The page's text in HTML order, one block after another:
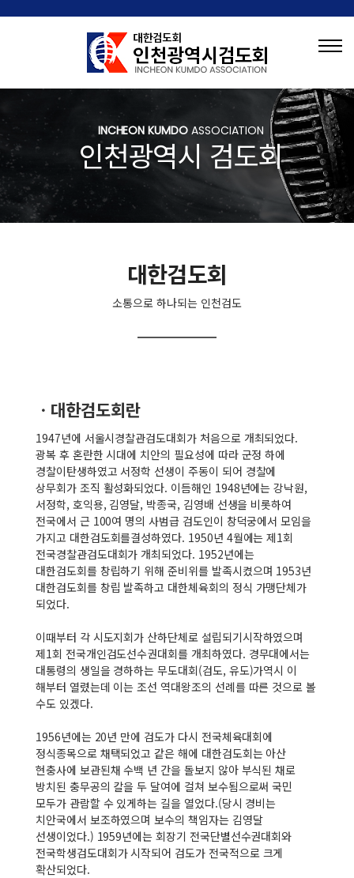
INCHEON KUMDOASSOCIATION
인천광역시 검도회
대한검도회
소통으로 하나되는 인천검도
ㆍ대한검도회란
1947년에 서울시경찰관검도대회가 처음으로 개최되었다.
광복 후 혼란한 시대에 치안의 필요성에 따라 군정 하에
경찰이탄생하였고 서정학 선생이 주동이 되어 경찰에
상무회가 조직 활성화되었다. 이듬해인 1948년에는 강낙원,
서정학, 호익용, 김영달, 박종국, 김영배 선생을 비롯하여
전국에서 근 100여 명의 사범급 검도인이 창덕궁에서 모임을
가지고 대한검도회를결성하였다. 1950년 4월에는 제1회
전국경찰관검도대회가 개최되었다. 1952년에는
대한검도회를 창립하기 위해 준비위를 발족시켰으며 1953년
대한검도회를 창립 발족하고 대한체육회의 정식 가맹단체가
되었다.
이때부터 각 시도지회가 산하단체로 설립되기시작하였으며
제1회 전국개인검도선수권대회를 개최하였다. 경무대에서는
대통령의 생일을 경하하는 무도대회(검도, 유도)가역시 이
해부터 열렸는데 이는 조선 역대왕조의 선례를 따른 것으로 볼
수도 있겠다.
1956년에는 20년 만에 검도가 다시 전국체육대회에
정식종목으로 채택되었고 같은 해에 대한검도회는 아산
현충사에 보관된채 수백 년 간을 돌보지 않아 부식된 채로
방치된 충무공의 칼을 두 달여에 걸쳐 보수됨으로써 국민
모두가 관람할 수 있게하는 길을 열었다.(당시 경비는
치안국에서 보조하였으며 보수의 책임자는 김영달
선생이었다.) 1959년에는 회장기 전국단별선수권대회와
전국학생검도대회가 시작되어 검도가 전국적으로 크게
확산되었다.